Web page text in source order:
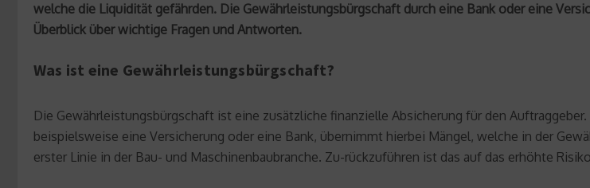
welche die Liquidität gefährden. Die Gewährleistungsbürgschaft durch eine Bank oder eine
Überblick über wichtige Fragen und Antworten.
Was ist eine Gewährleistungsbürgschaft?
Die Gewährleistungsbürgschaft ist eine zusätzliche finanzielle Absicherung für den
beispielsweise eine Versicherung oder eine Bank, übernimmt hierbei Mängel, welche in der
erster Linie in der Bau- und Maschinenbaubranche. Zu-rückzuführen ist das auf das erhöhte